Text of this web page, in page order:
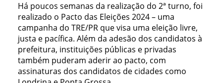
Há poucos semanas da realização do 2ª turno, foi
realizado o Pacto das Eleições 2024 – uma
campanha do TRE/PR que visa uma eleição livre,
justa e pacífica. Além da adesão dos candidatos à
prefeitura, instituições públicas e privadas
também puderam aderir ao pacto, com
assinaturas dos candidatos de cidades como